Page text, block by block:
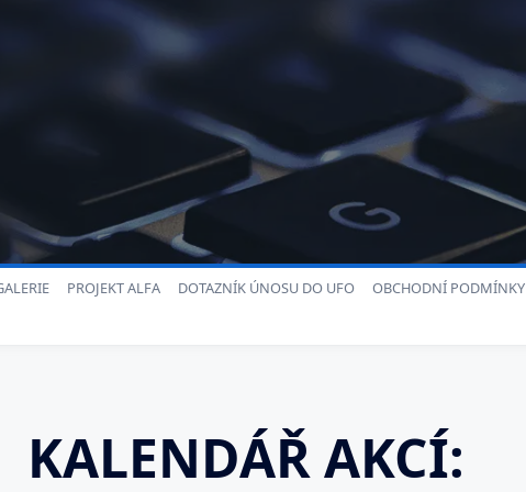
PROJEKT ALFA DOTAZNÍK ÚNOSU DO UFO OBCHODNÍ PODMÍNKY
KALENDÁŘ AKCÍ: